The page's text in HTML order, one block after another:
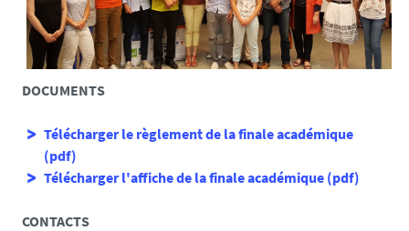
DOCUMENTS
Télécharger le règlement de la finale académique
(pdf)
Télécharger l'affiche de la finale académique (pdf)
CONTACTS